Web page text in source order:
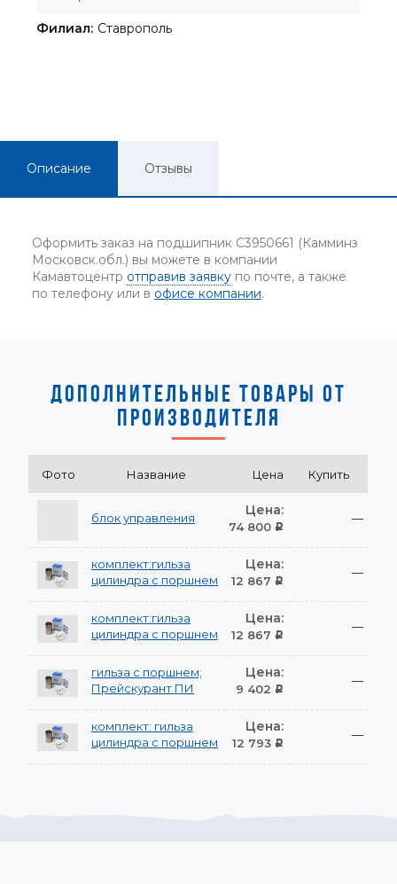
Филиал: Ставрополь
Описание Отзывы
Оформить заказ на подшипник C3950661 (Камминз
Московск.обл.) вы можете в компании
Камавтоцентр отправив заявку по почте, а также
по телефону или в офисе компании.
ДОПОЛНИТЕЛЬНЫЕ ТОВАРЫ ОТ
ПРОИЗВОДИТЕЛЯ
Фото Название Цена Купить
блок управления Цена:
74 800 Р
—
комплект:гильза
цилиндра с поршнем
Цена:
12 867 Р
—
комплект:гильза
цилиндра с поршнем
Цена:
12 867 Р
—
гильза с поршнем;
Прейскурант ПИ
Цена:
9 402 Р
—
комплект: гильза
цилиндра с поршнем
Цена:
12 793 Р
—